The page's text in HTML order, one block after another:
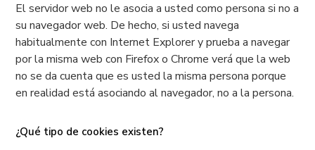
El servidor web no le asocia a usted como persona si no a
su navegador web. De hecho, si usted navega
habitualmente con Internet Explorer y prueba a navegar
por la misma web con Firefox o Chrome verá que la web
no se da cuenta que es usted la misma persona porque
en realidad está asociando al navegador, no a la persona.
¿Qué tipo de cookies existen?